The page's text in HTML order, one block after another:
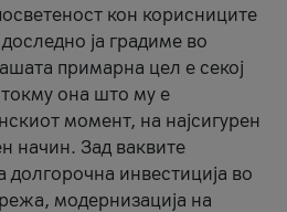
кон корисниците
ја градиме во
примарна цел е секој
она што му е
момент, на најсигурен
начин. Зад ваквите
долгорочна инвестиција во
модернизација на